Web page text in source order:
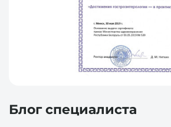
Блог специалиста